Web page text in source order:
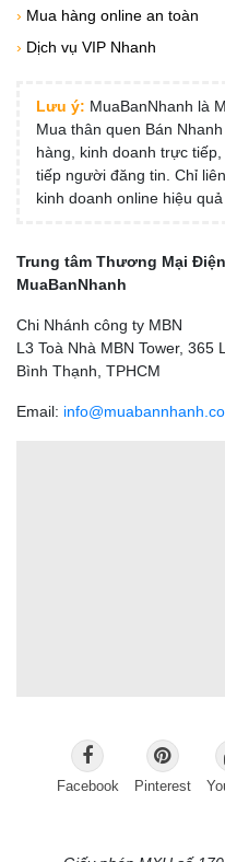
› Mua hàng online an toàn
› Dịch vụ VIP Nhanh
Lưu ý: MuaBanNhanh là
Mua thân quen Bán
hàng, kinh doanh trực
tiếp người đăng tin. Chỉ
kinh doanh online hiệu
Trung tâm Thương Mại
MuaBanNhanh
Chi Nhánh công ty MBN
L3 Toà Nhà MBN Tower,
Bình Thạnh, TPHCM
Email:
Facebook Pinterest